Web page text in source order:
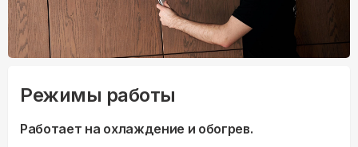
Режимы работы
Работает на охлаждение и обогрев.